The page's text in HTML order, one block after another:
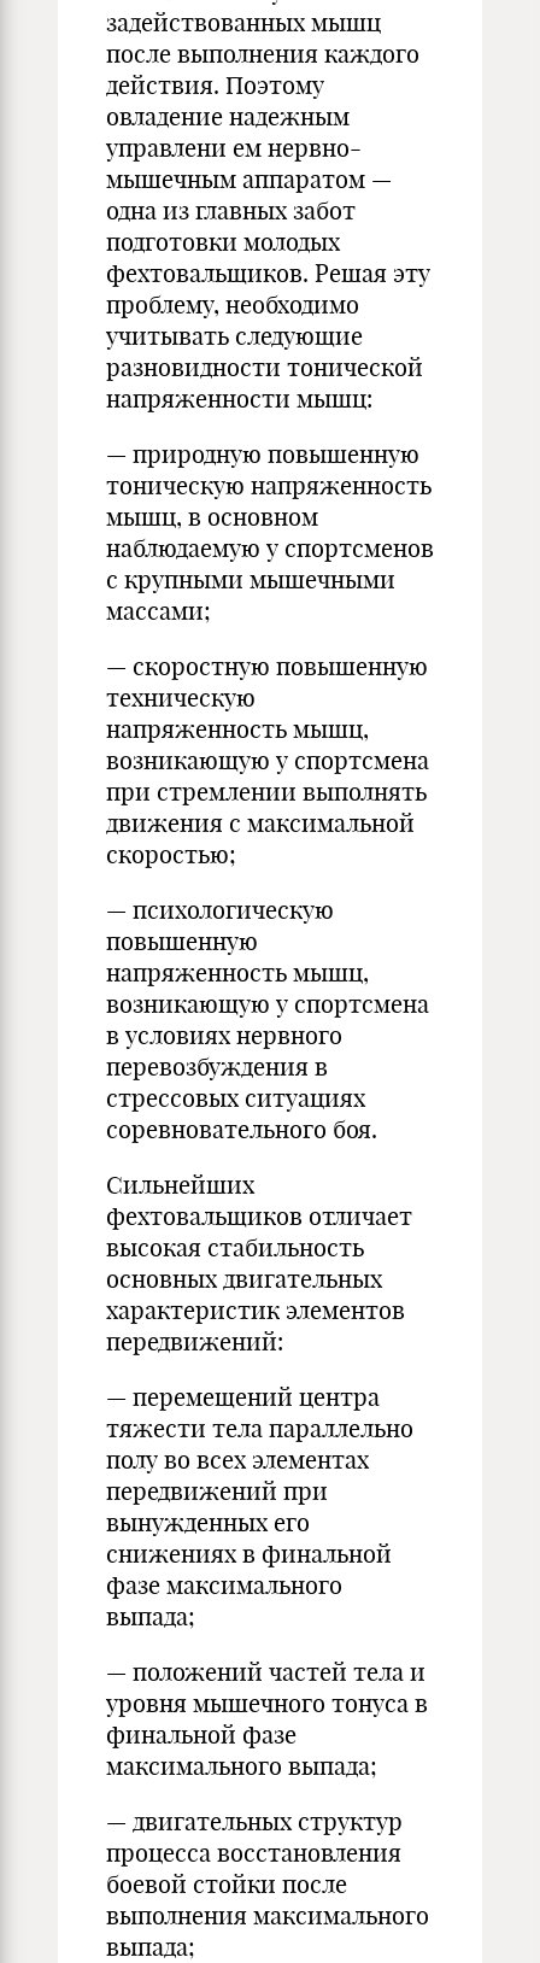
задействованных мышц
после выполнения каждого
действия. Поэтому
овладение надежным
управлени ем нервно-
мышечным аппаратом —
одна из главных забот
подготовки молодых
фехтовальщиков. Решая эту
проблему, необходимо
учитывать следующие
разновидности тонической
напряженности мышц:
— природную повышенную
тоническую напряженность
мышц, в основном
наблюдаемую у спортсменов
с крупными мышечными
массами;
— скоростную повышенную
техническую
напряженность мышц,
возникающую у спортсмена
при стремлении выполнять
движения с максимальной
скоростью;
— психологическую
повышенную
напряженность мышц,
возникающую у спортсмена
в условиях нервного
перевозбуждения в
стрессовых ситуациях
соревновательного боя.
Сильнейших
фехтовальщиков отличает
высокая стабильность
основных двигательных
характеристик элементов
передвижений:
— перемещений центра
тяжести тела параллельно
полу во всех элементах
передвижений при
вынужденных его
снижениях в финальной
фазе максимального
выпада;
— положений частей тела и
уровня мышечного тонуса в
финальной фазе
максимального выпада;
— двигательных структур
процесса восстановления
боевой стойки после
выполнения максимального
выпада;